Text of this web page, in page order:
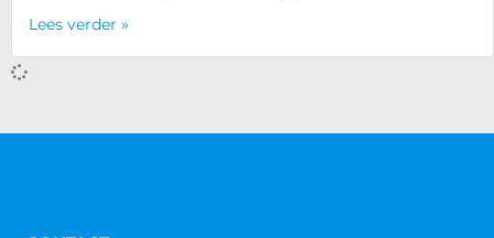
Lees verder »
Wie mag een heftruck keuren?